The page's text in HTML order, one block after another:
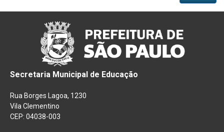
Secretaria Municipal de Educação
Rua Borges Lagoa, 1230
Vila Clementino
CEP: 04038-003